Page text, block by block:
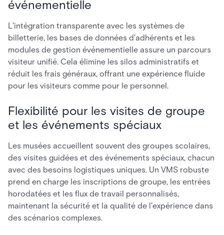
événementielle
L'intégration transparente avec les systèmes de
billetterie, les bases de données d'adhérents et les
modules de gestion événementielle assure un parcours
visiteur unifié. Cela élimine les silos administratifs et
réduit les frais généraux, offrant une expérience fluide
pour les visiteurs comme pour le personnel.
Flexibilité pour les visites de groupe
et les événements spéciaux
Les musées accueillent souvent des groupes scolaires,
des visites guidées et des événements spéciaux, chacun
avec des besoins logistiques uniques. Un VMS robuste
prend en charge les inscriptions de groupe, les entrées
horodatées et les flux de travail personnalisés,
maintenant la sécurité et la qualité de l'expérience dans
des scénarios complexes.